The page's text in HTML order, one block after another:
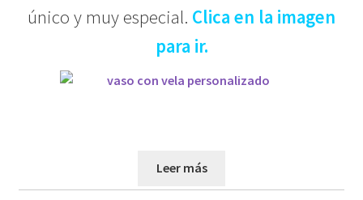
único y muy especial. Clica en la imagen
para ir.
Leer más